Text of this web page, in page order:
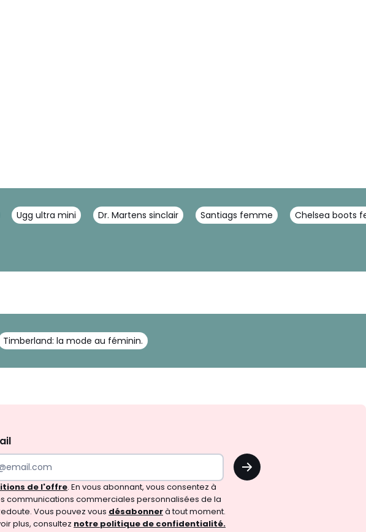
Ugg ultra mini Dr. Martens sinclair Santiags femme Chelsea boots
Timberland: la mode au féminin.
OK
de l'offre. En vous abonnant, vous consentez à
communications commerciales personnalisées de la
Vous pouvez vous désabonnerà tout moment.
plus, consultez notre politique de confidentialité.